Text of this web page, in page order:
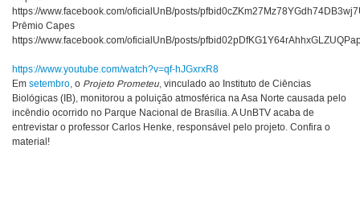
https://www.facebook.com/oficialUnB/posts/
Prêmio Capes
https://www.facebook.com/oficialUnB/posts/
https://www.youtube.com/watch?v=qf-hJGxrxR8
Em setembro, o Projeto Prometeu, vinculado ao Instituto de Ciências
Biológicas (IB), monitorou a poluição atmosférica na Asa Norte causada pelo
incêndio ocorrido no Parque Nacional de Brasília. A UnBTV acaba de
entrevistar o professor Carlos Henke, responsável pelo projeto. Confira o
material!